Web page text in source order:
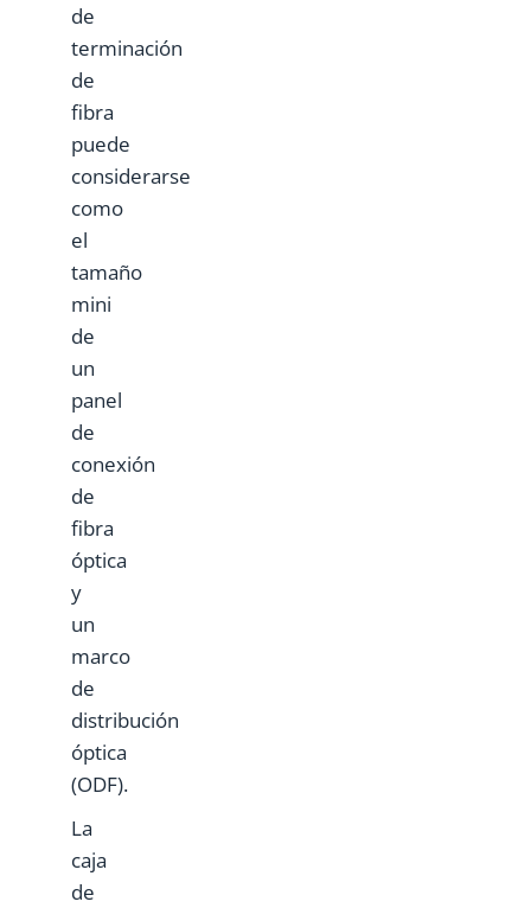
de
terminación
de
fibra
puede
considerarse
como
el
tamaño
mini
de
un
panel
de
conexión
de
fibra
óptica
y
un
marco
de
distribución
óptica
(ODF).
La
caja
de